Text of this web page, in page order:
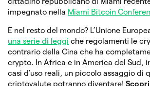
impegnato nella Miami Bitcoin
E nel resto del mondo? L’Unione
una serie di leggi che regolamenti le
contrario della Cina che ha
crypto. In Africa e in America del Sud,
casi d’uso reali, un piccolo assaggio di
criptovalute potranno diventare!